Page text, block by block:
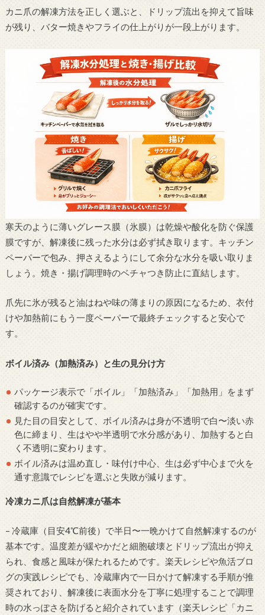
カニ爪の解凍方法を正しく選ぶと、ドリップ流出を抑えて旨味
が残り、バター焼きやフライの仕上がりが一段上がります。
寒天のように薄いグレース膜（氷膜）は乾燥や酸化を防ぐ保護
膜ですが、解凍後に残った水分は必ず拭き取ります。キッチン
ペーパーで包み、押さえるようにして余分な水分を吸い取りま
しょう。焼き・揚げ調理時のベチャつき防止に直結します。
爪先に氷が残ると油はねや味の薄まりの原因になるため、衣付
けや加熱前にもう一度ペーパーで最終チェックすると安心で
す。
ボイル済み（加熱済み）と生の見分け方
パッケージ表示で「ボイル」「加熱済み」「加熱用」をまず
確認するのが確実です。
見た目の目安として、ボイル済みは身が不透明で白〜淡い赤
色に締まり、生はやや半透明で水分感があり、加熱すると白
く不透明に変わります。
ボイル済みは温め直し・味付け中心、生は必ず中心まで火を
通す意識でレシピを選ぶと失敗が減ります。
冷凍カニ爪は自然解凍が基本
– 冷蔵庫（目安4℃前後）で半日〜一晩かけて自然解凍するのが
基本です。温度差が緩やかだと細胞破壊とドリップ流出が抑え
られ、食感と風味が保たれるためです。楽天レシピや魚活ブロ
グの実践レシピでも、冷蔵庫内で一日かけて解凍する手順が推
奨されており、解凍後に表面水分を丁寧に処理することで調理
時の水っぽさを防げると紹介されています（楽天レシピ「カニ